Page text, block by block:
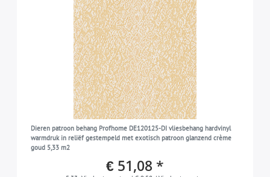
Dieren patroon behang Profhome DE120125-DI vliesbehang hardvinyl
warmdruk in reliëf gestempeld met exotisch patroon glanzend crème
goud 5,33 m2
€ 51,08 *